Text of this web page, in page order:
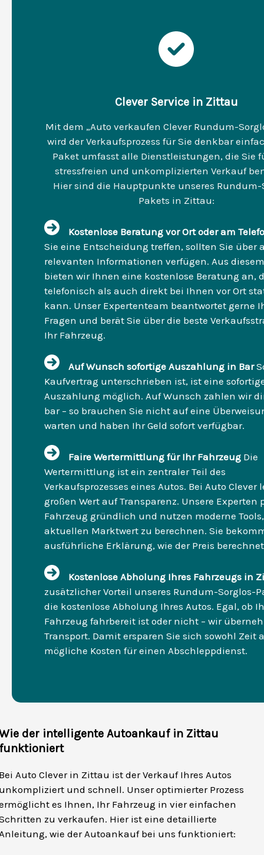
Clever Service in Zittau
Mit dem „Auto verkaufen Clever Rundum-
wird der Verkaufsprozess für Sie denkbar
Paket umfasst alle Dienstleistungen, die Sie
stressfreien und unkomplizierten Verkauf
Hier sind die Hauptpunkte unseres Rundum-
Pakets in Zittau:
Kostenlose Beratung vor Ort oder am
Sie eine Entscheidung treffen, sollten Sie über
relevanten Informationen verfügen. Aus
bieten wir Ihnen eine kostenlose Beratung an,
telefonisch als auch direkt bei Ihnen vor Ort
kann. Unser Expertenteam beantwortet gerne
Fragen und berät Sie über die beste
Ihr Fahrzeug.
Auf Wunsch sofortige Auszahlung in Bar
Kaufvertrag unterschrieben ist, ist eine
Auszahlung möglich. Auf Wunsch zahlen wir
bar – so brauchen Sie nicht auf eine
warten und haben Ihr Geld sofort verfügbar.
Faire Wertermittlung für Ihr Fahrzeug Die
Wertermittlung ist ein zentraler Teil des
Verkaufsprozesses eines Autos. Bei Auto Clever
großen Wert auf Transparenz. Unsere Experten
Fahrzeug gründlich und nutzen moderne
aktuellen Marktwert zu berechnen. Sie
ausführliche Erklärung, wie der Preis
Kostenlose Abholung Ihres Fahrzeugs in
zusätzlicher Vorteil unseres Rundum-Sorglos-
die kostenlose Abholung Ihres Autos. Egal, ob
Fahrzeug fahrbereit ist oder nicht – wir
Transport. Damit ersparen Sie sich sowohl Zeit
mögliche Kosten für einen Abschleppdienst.
der intelligente Autoankauf in Zittau
Auto Clever in Zittau ist der Verkauf Ihres Autos
und schnell. Unser optimierter Prozess
es Ihnen, Ihr Fahrzeug in vier einfachen
zu verkaufen. Hier ist eine detaillierte
wie der Autoankauf bei uns funktioniert: